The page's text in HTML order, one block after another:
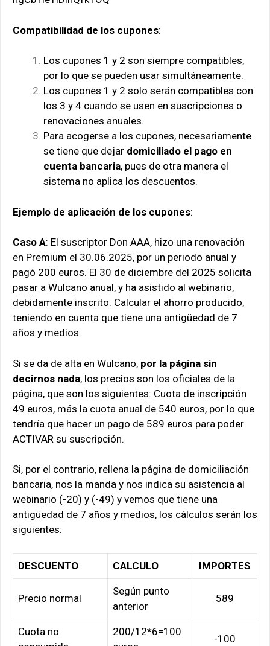
Compatibilidad de los cupones:
Los cupones 1 y 2 son siempre compatibles,
por lo que se pueden usar simultáneamente.
Los cupones 1 y 2 solo serán compatibles con
los 3 y 4 cuando se usen en suscripciones o
renovaciones anuales.
Para acogerse a los cupones, necesariamente
se tiene que dejar domiciliado el pago en
cuenta bancaria, pues de otra manera el
sistema no aplica los descuentos.
Ejemplo de aplicación de los cupones:
Caso A: El suscriptor Don AAA, hizo una renovación
en Premium el 30.06.2025, por un periodo anual y
pagó 200 euros. El 30 de diciembre del 2025 solicita
pasar a Wulcano anual, y ha asistido al webinario,
debidamente inscrito. Calcular el ahorro producido,
teniendo en cuenta que tiene una antigüedad de 7
años y medios.
Si se da de alta en Wulcano, por la página sin
decirnos nada, los precios son los oficiales de la
página, que son los siguientes: Cuota de inscripción
49 euros, más la cuota anual de 540 euros, por lo que
tendría que hacer un pago de 589 euros para poder
ACTIVAR su suscripción.
Si, por el contrario, rellena la página de domiciliación
bancaria, nos la manda y nos indica su asistencia al
webinario (-20) y (-49) y vemos que tiene una
antigüedad de 7 años y medios, los cálculos serán los
siguientes:
DESCUENTO CALCULO IMPORTES
Precio normal
Según punto
anterior
589
Cuota no
200/12*6=100
-100